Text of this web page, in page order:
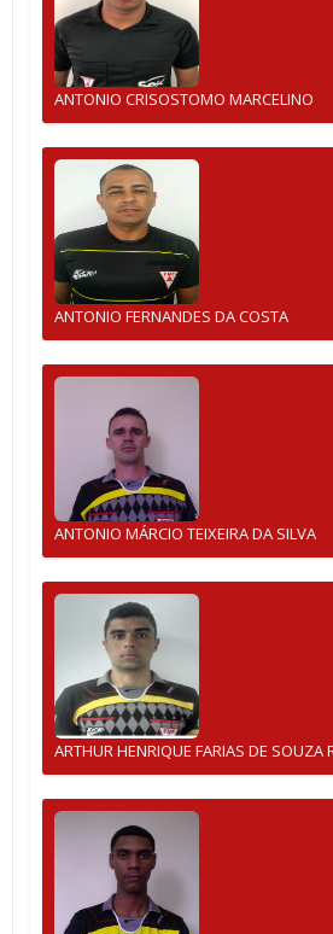
ANTONIO CRISOSTOMO MARCELINO
ANTONIO FERNANDES DA COSTA
ANTONIO MÁRCIO TEIXEIRA DA SILVA
ARTHUR HENRIQUE FARIAS DE SOUZA